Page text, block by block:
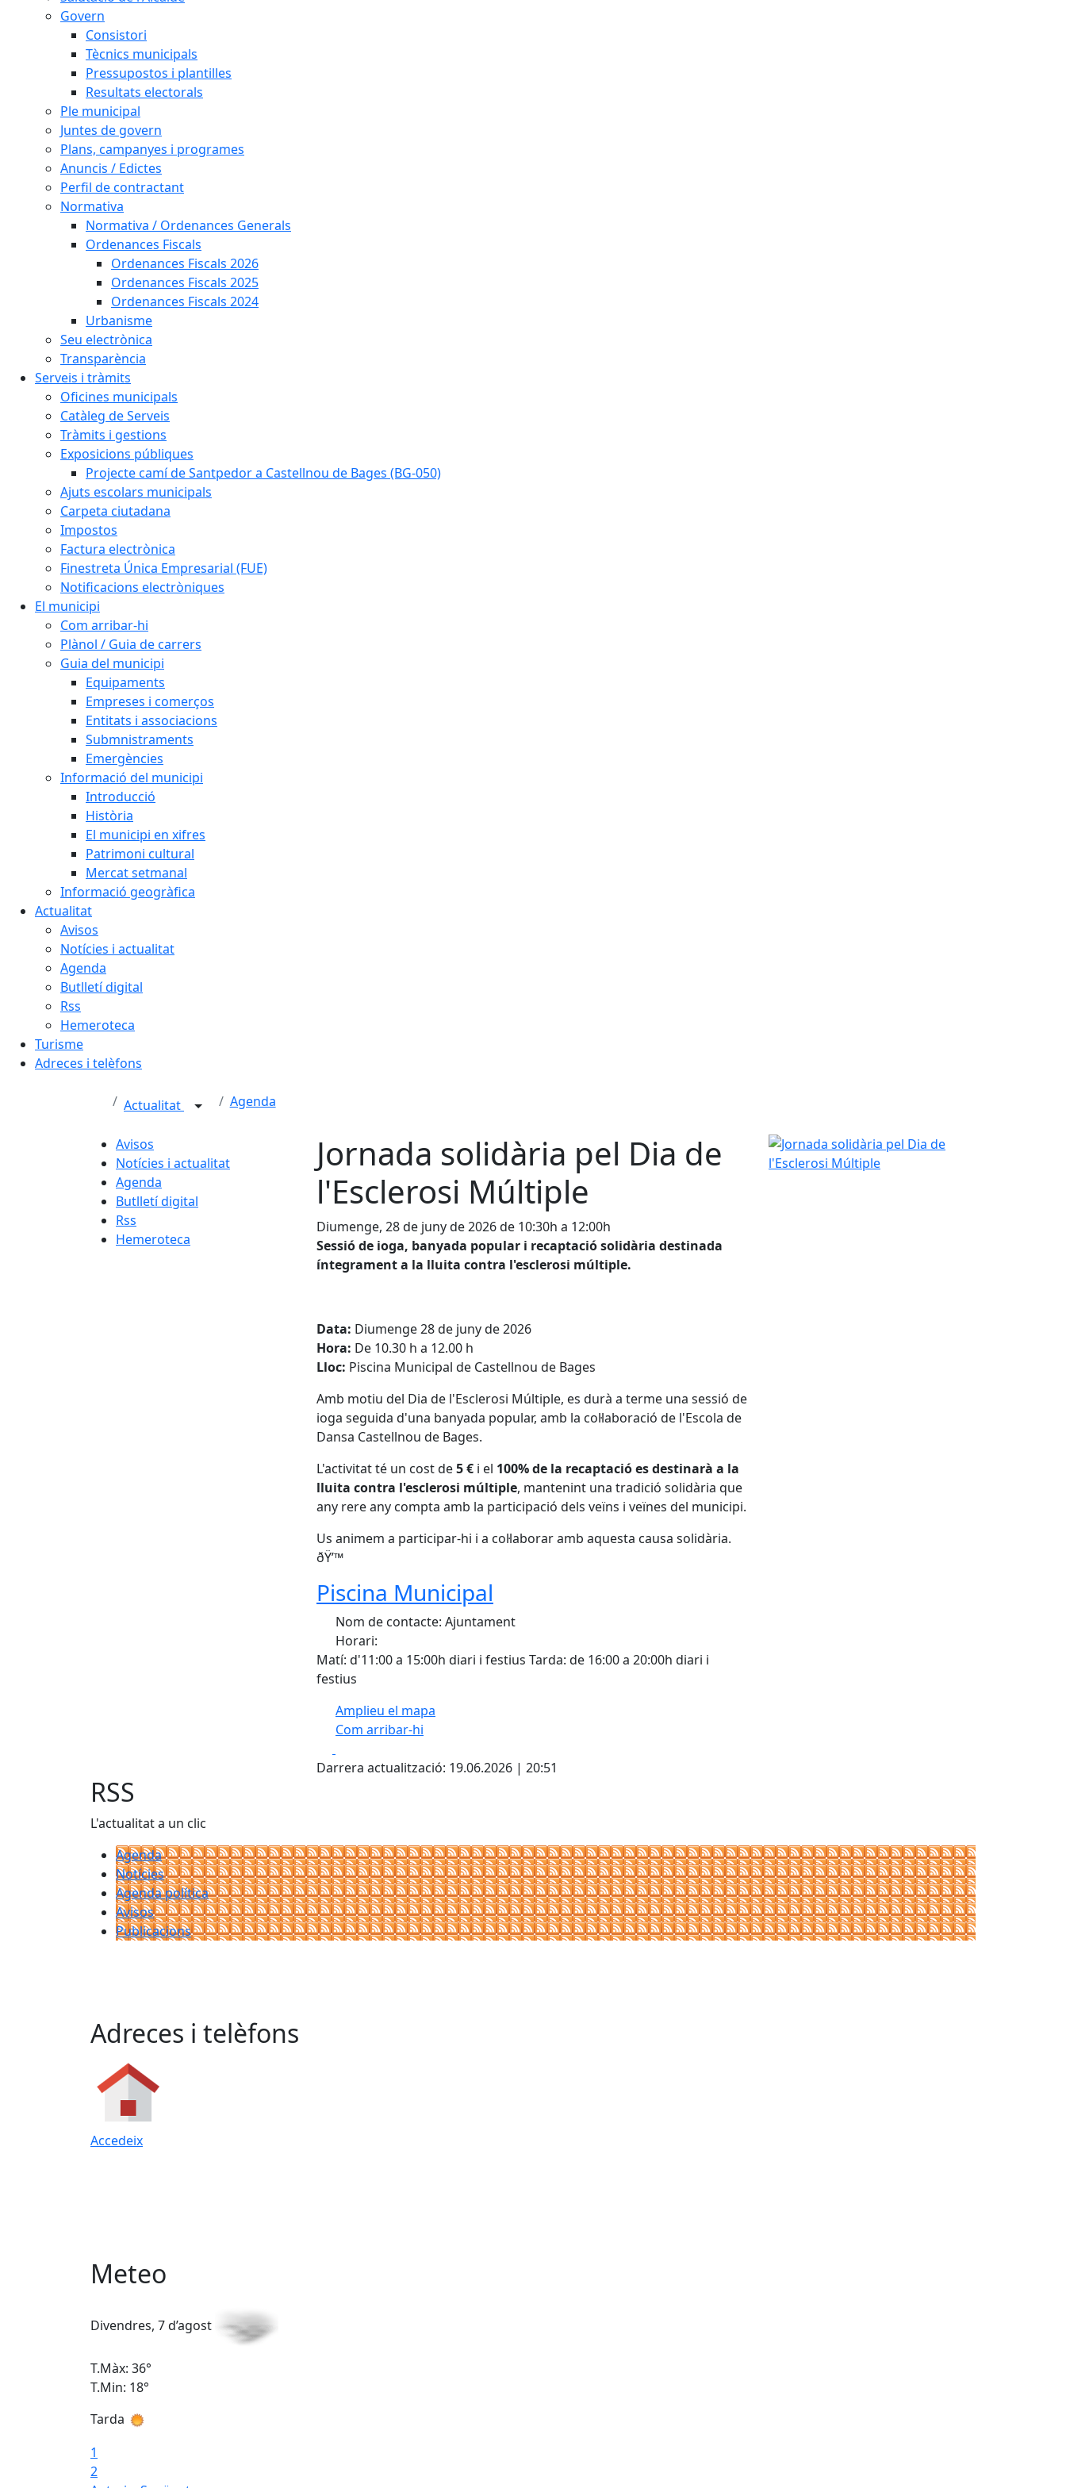
Govern
Consistori
Tècnics municipals
Pressupostos i plantilles
Resultats electorals
Ple municipal
Juntes de govern
Plans, campanyes i programes
Anuncis / Edictes
Perfil de contractant
Normativa
Normativa / Ordenances Generals
Ordenances Fiscals
Ordenances Fiscals 2026
Ordenances Fiscals 2025
Ordenances Fiscals 2024
Urbanisme
Seu electrònica
Transparència
Serveis i tràmits
Oficines municipals
Catàleg de Serveis
Tràmits i gestions
Exposicions públiques
Projecte camí de Santpedor a Castellnou de Bages (BG-050)
Ajuts escolars municipals
Carpeta ciutadana
Impostos
Factura electrònica
Finestreta Única Empresarial (FUE)
Notificacions electròniques
El municipi
Com arribar-hi
Plànol / Guia de carrers
Guia del municipi
Equipaments
Empreses i comerços
Entitats i associacions
Submnistraments
Emergències
Informació del municipi
Introducció
Història
El municipi en xifres
Patrimoni cultural
Mercat setmanal
Informació geogràfica
Actualitat
Avisos
Notícies i actualitat
Agenda
Butlletí digital
Rss
Hemeroteca
Turisme
Adreces i telèfons
Actualitat Agenda
Avisos
Notícies i actualitat
Agenda
Butlletí digital
Rss
Hemeroteca
Jornada solidària pel Dia de
l'Esclerosi Múltiple
Diumenge, 28 de juny de 2026 de 10:30h a 12:00h
Sessió de ioga, banyada popular i recaptació solidària destinada
íntegrament a la lluita contra l'esclerosi múltiple.
Data: Diumenge 28 de juny de 2026
Hora: De 10.30 h a 12.00 h
Lloc: Piscina Municipal de Castellnou de Bages
Amb motiu del Dia de l'Esclerosi Múltiple, es durà a terme una sessió de
ioga seguida d'una banyada popular, amb la col·laboració de l'Escola de
Dansa Castellnou de Bages.
L'activitat té un cost de5 € i el 100% de la recaptació es destinarà a la
lluita contra l'esclerosi múltiple, mantenint una tradició solidària que
any rere any compta amb la participació dels veïns i veïnes del municipi.
Us animem a participar-hi i a col·laborar amb aquesta causa solidària.
ðŸ’™
Piscina Municipal
Nom de contacte: Ajuntament
Horari:
Matí: d'11:00 a 15:00h diari i festius Tarda: de 16:00 a 20:00h diari i
festius
Amplieu el mapa
Com arribar-hi
+
Darrera actualització: 19.06.2026 | 20:51
Jornada solidària pel Dia de l'Esclerosi Múltiple
RSS
L'actualitat a un clic
Agenda
Notícies
Agenda política
Avisos
Publicacions
Adreces i telèfons
Accedeix
Meteo
Divendres, 7 d’agost
T.Màx: 36°
T.Min: 18°
Tarda
1
2